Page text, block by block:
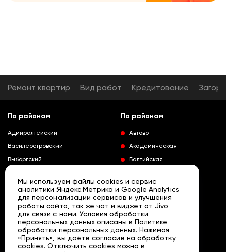
Ремонт квартир Вид работ Кредитование
По районам
Адмиралтейский
Василеостровский
Выборгский
Колпинский
Красногвардейский
Краносельский
Кронштадтский
Курортный
Развернуть
По районам
Автово
Академическая
Балтийская
Выборгская
Гражданский проспект
Девяткино
Кировский завод
Ленинский проспект
Мы используем файлы cookies и сервис
аналитики Яндекс.Метрика и Google Analytics
для персонализации сервисов и улучшения
работы сайта, так же чат и виджет от Jivo
для связи с нами. Условия обработки
персональных данных описаны в Политике
обработки персональных данных. Нажимая
«Принять», вы даёте согласие на обработку
cookies. Отключить cookies можно в